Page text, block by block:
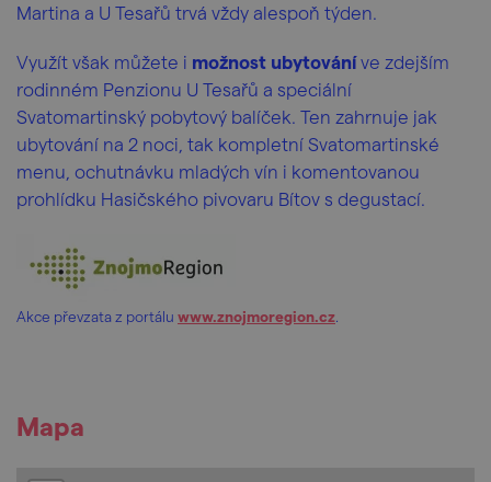
Martina a U Tesařů trvá vždy alespoň týden.
Využít však můžete i možnost ubytováníve zdejším
rodinném Penzionu U Tesařů a speciální
Svatomartinský pobytový balíček. Ten zahrnuje jak
ubytování na 2 noci, tak kompletní Svatomartinské
menu, ochutnávku mladých vín i komentovanou
prohlídku Hasičského pivovaru Bítov s degustací.
Akce převzata z portálu www.znojmoregion.cz
Mapa